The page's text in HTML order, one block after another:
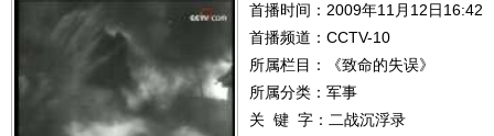
首播时间：2009年11月12日16:42
首播频道： CCTV-10
所属栏目：
《致命的失误》
所属分类：军事
关 键 字： 二战沉浮录